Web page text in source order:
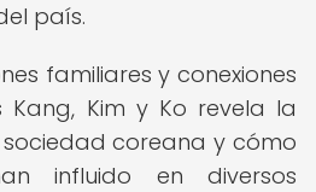
país.
familiares y conexiones
Kang, Kim y Ko revela la
coreana y cómo
influido en diversos